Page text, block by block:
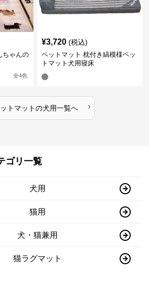
ちゃんの
全4色
¥3,720 (税込)
ペットマット 枕付き縞模様ペッ
トマット犬用寝床
トマットの犬用一覧へ ›
ゴリ一覧
犬用
猫用
犬・猫兼用
猫ラグマット